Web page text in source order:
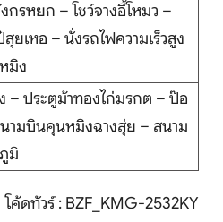
Search
กรหยก – โชว์จางอี้โหมว –
สุยเหอ – นั่งรถไฟความเร็วสูง
มิง
– ประตูม้าทองไก่มรกต – ป๊อ
ามบินคุนหมิงฉางสุ่ย – สนาม
มิ
โค้ดทัวร์ : BZF_KMG-2532KY